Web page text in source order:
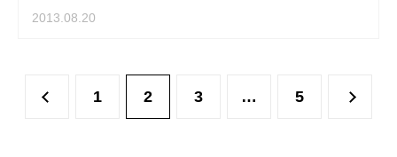
2013.08.20
1 2 3 … 5